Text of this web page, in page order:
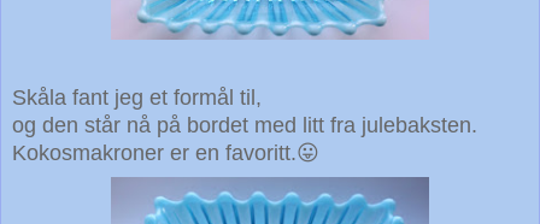
Skåla fant jeg et formål til,
og den står nå på bordet med litt fra julebaksten.
Kokosmakroner er en favoritt.😛